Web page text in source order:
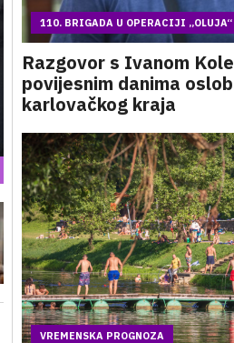
110. BRIGADA U OPERACIJI
Razgovor s Ivanom
povijesnim danima
karlovačkog kraja
VREMENSKA PROGNOZA